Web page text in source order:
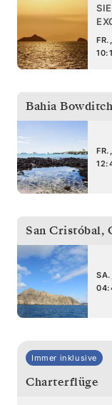
Bahia
San Cristóbal,
Immer inklusive
Charterflüge